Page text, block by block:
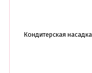
Кондитерская